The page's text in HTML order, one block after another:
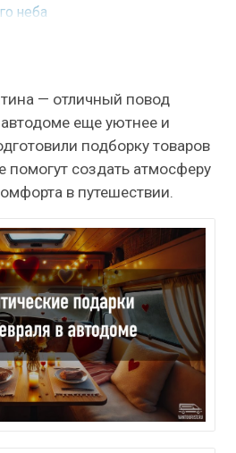
неба
— отличный повод
еще уютнее и
подборку товаров
помогут создать атмосферу
в путешествии.